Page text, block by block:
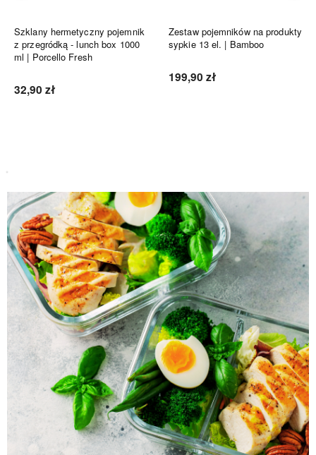
Szklany hermetyczny pojemnik
z przegródką - lunch box 1000
ml | Porcello Fresh
32,90 zł
Zestaw pojemników na produkty
sypkie 13 el. | Bamboo
199,90 zł